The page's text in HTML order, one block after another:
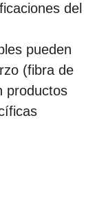
del
pueden
(fibra de
productos